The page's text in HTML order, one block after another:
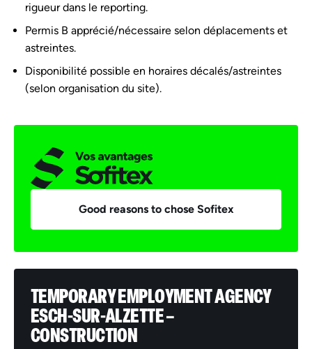
rigueur dans le reporting.
Permis B apprécié/nécessaire selon déplacements et
astreintes.
Disponibilité possible en horaires décalés/astreintes
(selon organisation du site).
Good reasons to chose Sofitex
TEMPORARY EMPLOYMENT AGENCY
ESCH-SUR-ALZETTE –
CONSTRUCTION